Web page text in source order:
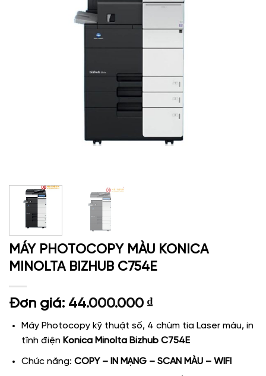
MÁY PHOTOCOPY MÀU KONICA
MINOLTA BIZHUB C754E
Đơn giá: 44.000.000 ₫
Máy Photocopy kỹ thuật số, 4 chùm tia Laser màu, in
tĩnh điệnKonica Minolta Bizhub C754E
Chức năng: COPY – IN MẠNG – SCAN MÀU – WIFI